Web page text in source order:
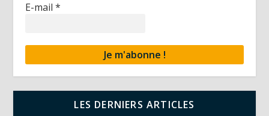
E-mail*
LES DERNIERS ARTICLES